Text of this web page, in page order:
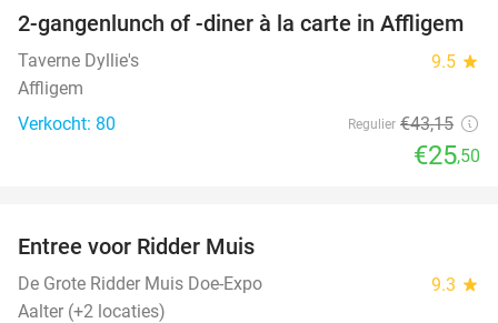
41%
2-gangenlunch of -diner à la carte in Affligem
Taverne Dyllie's 9.5 star
Affligem
Verkocht: 80
Regulier €43,15
€25,50
Entree voor Ridder Muis
De Grote Ridder Muis Doe-Expo 9.3 star
Aalter (+2 locaties)